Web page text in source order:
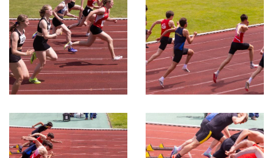
Tischtennis
Turnen
Volleyball
Videos
Service
Zurück zum DJK Sportverband